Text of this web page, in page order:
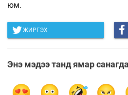
юм.
ЖИРГЭХ
Энэ мэдээ танд ямар